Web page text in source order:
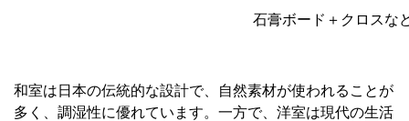
石膏ボード＋クロスな
和室は日本の伝統的な設計で、自然素材が使われることが
多く、調湿性に優れています。一方で、洋室は現代の生活